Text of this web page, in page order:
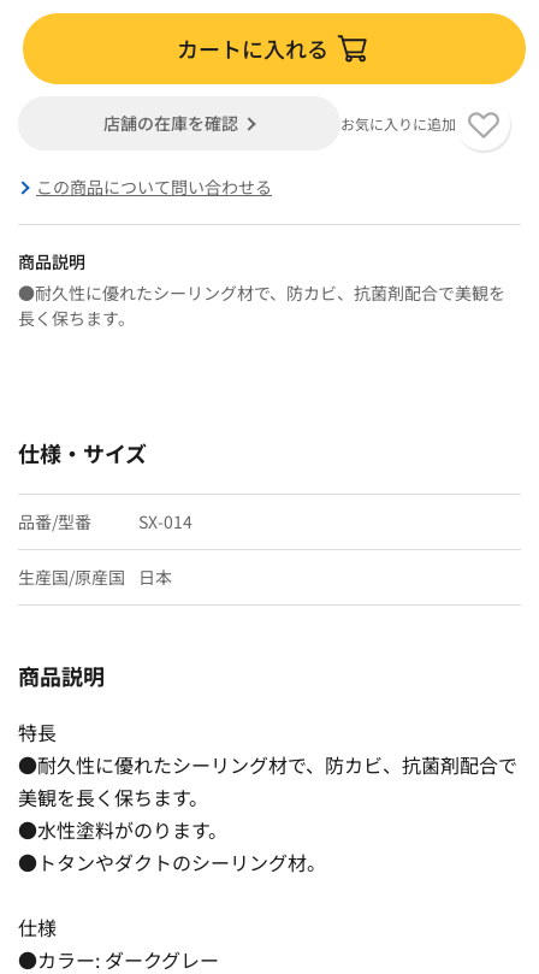
カートに入れる
店舗の在庫を確認 お気に入りに追加
この商品について問い合わせる
商品説明
●耐久性に優れたシーリング材で、防カビ、抗菌剤配合で美観を
長く保ちます。
仕様・サイズ
品番/型番 SX-014
生産国/原産国 日本
商品説明
特長
●耐久性に優れたシーリング材で、防カビ、抗菌剤配合で
美観を長く保ちます。
●水性塗料がのります。
●トタンやダクトのシーリング材。
仕様
●カラー: ダークグレー